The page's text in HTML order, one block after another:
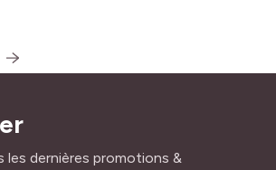
les dernières promotions &